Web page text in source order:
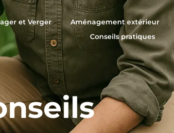
et Verger Aménagement extérieur
Conseils pratiques